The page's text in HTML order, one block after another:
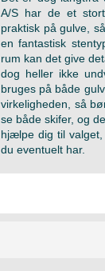
A/S har de et
praktisk på gulve,
en fantastisk
rum kan det give
dog heller ikke
bruges på både
virkeligheden, så
se både skifer, og
hjælpe dig til
du eventuelt har.